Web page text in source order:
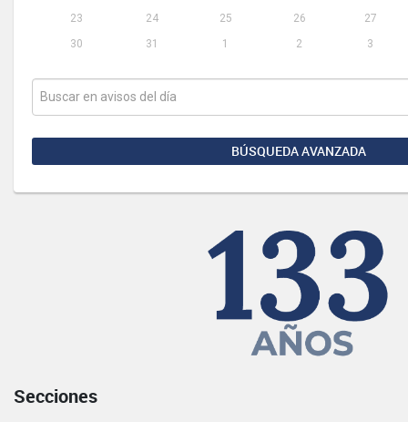
23
24 25 26
27
30
31 1 2 3
BÚSQUEDA AVANZADA
Secciones